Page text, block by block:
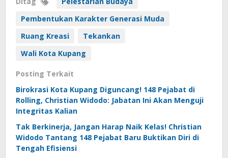
Pembentukan Karakter Generasi Muda
Ruang Kreasi
Tekankan
Wali Kota Kupang
Posting Terkait
Birokrasi Kota Kupang Diguncang! 148 Pejabat di
Rolling, Christian Widodo: Jabatan Ini Akan Menguji
Integritas Kalian
Tak Berkinerja, Jangan Harap Naik Kelas! Christian
Widodo Tantang 148 Pejabat Baru Buktikan Diri di
Tengah Efisiensi